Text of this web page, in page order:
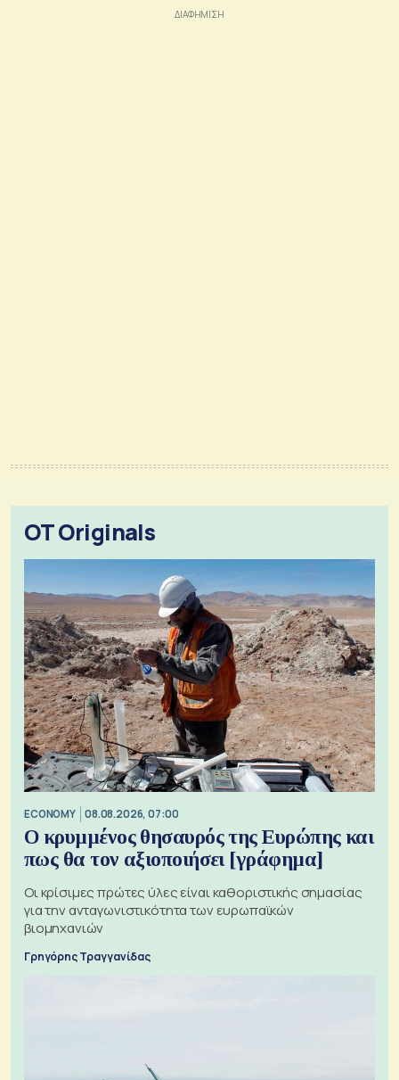
OT Originals
ECONOMY 08.08.2026, 07:00
Ο κρυμμένος θησαυρός της Ευρώπης και
πως θα τον αξιοποιήσει [γράφημα]
Οι κρίσιμες πρώτες ύλες είναι καθοριστικής σημασίας
για την ανταγωνιστικότητα των ευρωπαϊκών
βιομηχανιών
Γρηγόρης Τραγγανίδας